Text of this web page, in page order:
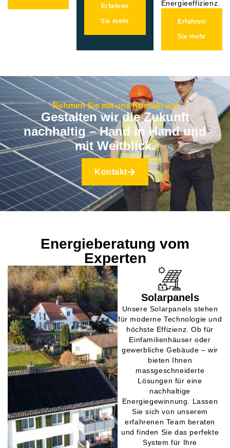
Erfahren
Sie mehr
Energieeffizienz.
Erfahren
Sie mehr
Nehmen Sie mit uns Kontakt auf
Gestalten wir die Zukunft
nachhaltig – Hand in Hand und
mit Weitblick.
Kontakt
Energieberatung vom
Experten
Solarpanels
Unsere Solarpanels stehen
für moderne Technologie und
höchste Effizienz. Ob für
Einfamilienhäuser oder
gewerbliche Gebäude – wir
bieten Ihnen
massgeschneiderte
Lösungen für eine
nachhaltige
Energiegewinnung. Lassen
Sie sich von unserem
erfahrenen Team beraten
und finden Sie das perfekte
System für Ihre